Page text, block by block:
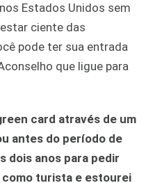
Estados Unidos sem
ciente das
pode ter sua entrada
que ligue para
card através de um
antes do período de
dois anos para pedir
como turista e estourei